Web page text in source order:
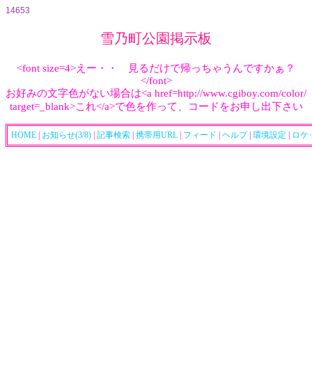
14653
雪乃町公園掲示板
<font size=4>えー・・ 見るだけで帰っちゃうんですかぁ？
</font>
お好みの文字色がない場合は<a href=http://www.cgiboy.com/color/
target=_blank>これ</a>で色を作って、コードをお申し出下さい
HOME | お知らせ(3/8) | 記事検索 | 携帯用URL | フィード | ヘルプ| 環境設定 | ロケ